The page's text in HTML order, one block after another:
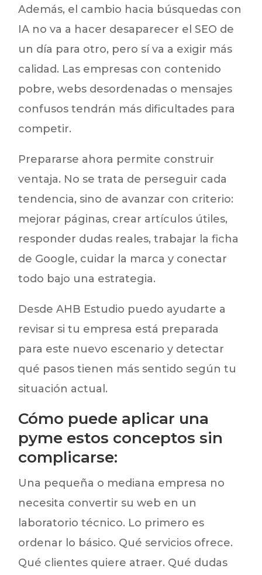
Además, el cambio hacia búsquedas con
IA no va a hacer desaparecer el SEO de
un día para otro, pero sí va a exigir más
calidad. Las empresas con contenido
pobre, webs desordenadas o mensajes
confusos tendrán más dificultades para
competir.
Prepararse ahora permite construir
ventaja. No se trata de perseguir cada
tendencia, sino de avanzar con criterio:
mejorar páginas, crear artículos útiles,
responder dudas reales, trabajar la ficha
de Google, cuidar la marca y conectar
todo bajo una estrategia.
Desde AHB Estudio puedo ayudarte a
revisar si tu empresa está preparada
para este nuevo escenario y detectar
qué pasos tienen más sentido según tu
situación actual.
Cómo puede aplicar una
pyme estos conceptos sin
complicarse:
Una pequeña o mediana empresa no
necesita convertir su web en un
laboratorio técnico. Lo primero es
ordenar lo básico. Qué servicios ofrece.
Qué clientes quiere atraer. Qué dudas